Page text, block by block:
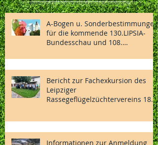
A-Bogen u. Sonderbestimmungen
für die kommende 130.LIPSIA-
Bundesschau und 108.
04.-06.12.2026 in Vorbereitung
Bericht zur Fachexkursion des
Leipziger
Rassegeflügelzüchtervereins 1869
Informationen zur Anmeldung